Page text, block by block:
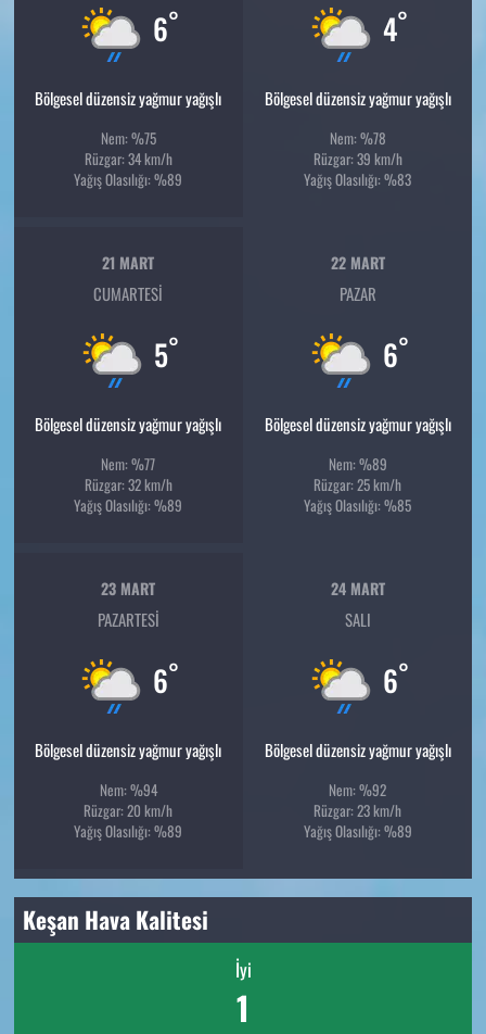
6°
Bölgesel düzensiz yağmur yağışlı
Nem: %75
Rüzgar: 34 km/h
Yağış Olasılığı: %89
4°
Bölgesel düzensiz yağmur yağışlı
Nem: %78
Rüzgar: 39 km/h
Yağış Olasılığı: %83
21 MART
CUMARTESI
5°
Bölgesel düzensiz yağmur yağışlı
Nem: %77
Rüzgar: 32 km/h
Yağış Olasılığı: %89
22 MART
PAZAR
6°
Bölgesel düzensiz yağmur yağışlı
Nem: %89
Rüzgar: 25 km/h
Yağış Olasılığı: %85
23 MART
PAZARTESI
6°
Bölgesel düzensiz yağmur yağışlı
Nem: %94
Rüzgar: 20 km/h
Yağış Olasılığı: %89
24 MART
SALI
6°
Bölgesel düzensiz yağmur yağışlı
Nem: %92
Rüzgar: 23 km/h
Yağış Olasılığı: %89
Keşan Hava Kalitesi
İyi
1